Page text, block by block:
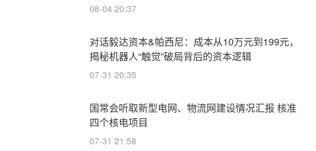
08-04 20:37
对话毅达资本&帕西尼：成本从10万元到199元，
揭秘机器人“触觉”破局背后的资本逻辑
07-31 20:35
国常会听取新型电网、物流网建设情况汇报 核准
四个核电项目
07-31 21:58